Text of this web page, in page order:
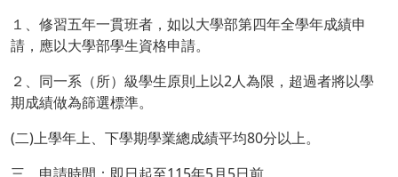
１、修習五年一貫班者，如以大學部第四年全學年成績申
請，應以大學部學生資格申請。
２、同一系（所）級學生原則上以2人為限，超過者將以學
期成績做為篩選標準。
(二)上學年上、下學期學業總成績平均80分以上。